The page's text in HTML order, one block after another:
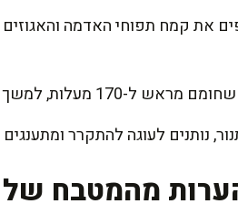
את קמח תפוחי האדמה
או עד שהעוגה יציבה וקיסם יוצא יבש עם פירורים לחים.
נותנים לעוגה להתקרר
מהמטבח של